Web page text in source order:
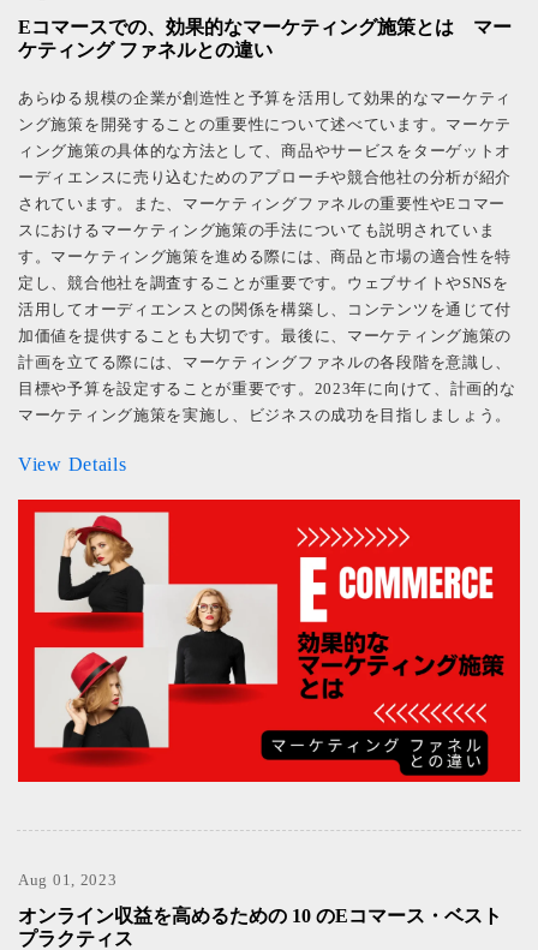
Eコマースでの、効果的なマーケティング施策とは マー
ケティング ファネルとの違い
あらゆる規模の企業が創造性と予算を活用して効果的なマーケティ
ング施策を開発することの重要性について述べています。マーケテ
ィング施策の具体的な方法として、商品やサービスをターゲットオ
ーディエンスに売り込むためのアプローチや競合他社の分析が紹介
されています。また、マーケティングファネルの重要性やEコマー
スにおけるマーケティング施策の手法についても説明されていま
す。マーケティング施策を進める際には、商品と市場の適合性を特
定し、競合他社を調査することが重要です。ウェブサイトやSNSを
活用してオーディエンスとの関係を構築し、コンテンツを通じて付
加価値を提供することも大切です。最後に、マーケティング施策の
計画を立てる際には、マーケティングファネルの各段階を意識し、
目標や予算を設定することが重要です。2023年に向けて、計画的な
マーケティング施策を実施し、ビジネスの成功を目指しましょう。
View Details
Aug 01, 2023
オンライン収益を高めるための 10 のEコマース・ベスト
プラクティス